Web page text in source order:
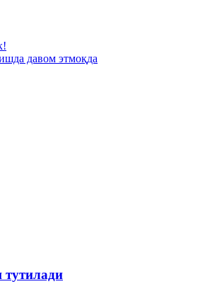
давом этмоқда
тутилади